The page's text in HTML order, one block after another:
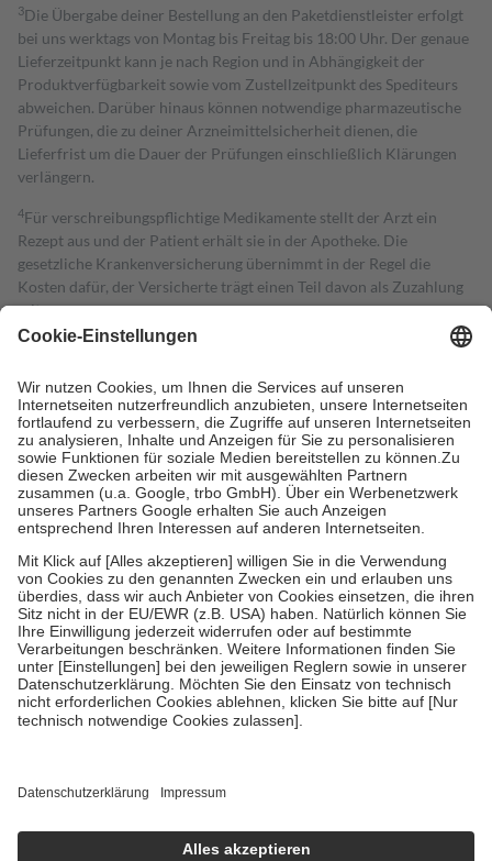
3Die Übergabe deiner Bestellung an den Paketdienstleister erfolgt
bei uns werktags von Montag bis Freitag bis 18:00 Uhr. Der genaue
Lieferzeitpunkt kann je nach Region und in Abhängigkeit der
Produktverfügbarkeit sowie vom Zustellzeitpunkt des Spediteurs
abweichen. Darüber hinaus können notwendige pharmazeutische
Prüfungen, die zu deiner Arzneimittelsicherheit dienen, die
Lieferfrist um die Dauer der Prüfungen einschließlich Klärungen
verlängern.
4Für verschreibungspflichtige Medikamente stellt der Arzt ein
Rezept aus und der Patient erhält sie in der Apotheke. Die
gesetzliche Krankenversicherung übernimmt in der Regel die
Kosten dafür, der Versicherte trägt einen Teil davon als Zuzahlung
mit.
Grundsätzlich leisten Mitglieder Zuzahlungen in Höhe von zehn
höchstens zehn Euro.
Es sind jedoch nie mehr als die tatsächlichen
Kosten der Leistung zu entrichten.
Diese Regeln gelten grundsätzlich auch für Online-Apotheken.
Bei Heilmitteln und häuslicher Krankenpflege beträgt die
Zuzahlung zehn Prozent der Kosten sowie zehn Euro je
Verordnung.
Um das Engagement der Versicherten für ihre eigene Gesundheit zu
stärken und die besondere Stellung der Familie zu unterstützen,
fallenkeine Zuzahlungenan bei:
• Kindern und Jugendlichen bis zum vollendeten 18. Lebensjahr
mit Ausnahme der Fahrkosten
• Untersuchungen zur Vorsorge und Früherkennung, die von der
GKV getragen werden
• empfohlenen Schutzimpfungen
• Harn- und Blutteststreifen
getroffen, um sicherzustellen, dass es sich um echte Bewertungen
https://help.etrusted.com/hc/de/articles/4419944605341